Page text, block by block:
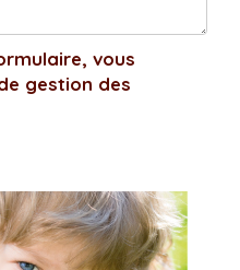
vous
gestion des